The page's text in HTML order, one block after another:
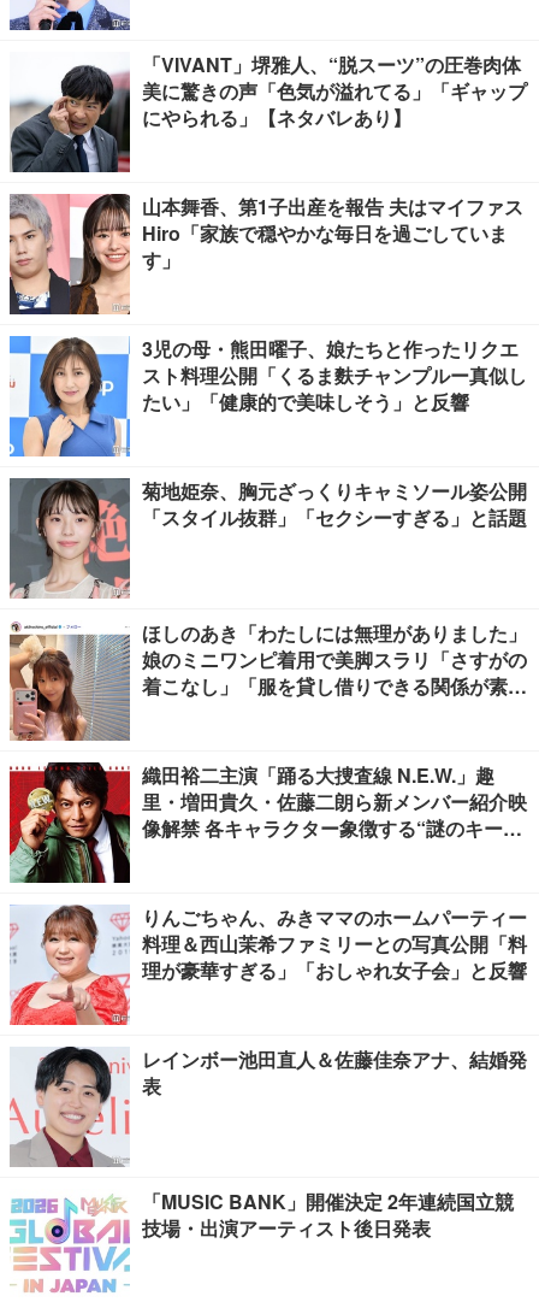
「VIVANT」堺雅人、“脱スーツ”の圧巻肉体
美に驚きの声「色気が溢れてる」「ギャップ
にやられる」【ネタバレあり】
山本舞香、第1子出産を報告 夫はマイファス
Hiro「家族で穏やかな毎日を過ごしていま
す」
3児の母・熊田曜子、娘たちと作ったリクエ
スト料理公開「くるま麩チャンプルー真似し
たい」「健康的で美味しそう」と反響
菊地姫奈、胸元ざっくりキャミソール姿公開
「スタイル抜群」「セクシーすぎる」と話題
ほしのあき「わたしには無理がありました」
娘のミニワンピ着用で美脚スラリ「さすがの
着こなし」「服を貸し借りできる関係が素
織田裕二主演「踊る大捜査線 N.E.W.」趣
里・増田貴久・佐藤二朗ら新メンバー紹介映
像解禁 各キャラクター象徴する“謎のキーワ
りんごちゃん、みきママのホームパーティー
料理＆西山茉希ファミリーとの写真公開「料
理が豪華すぎる」「おしゃれ女子会」と反響
レインボー池田直人＆佐藤佳奈アナ、結婚発
表
「MUSIC BANK」開催決定 2年連続国立競
技場・出演アーティスト後日発表